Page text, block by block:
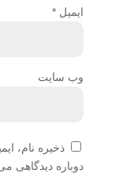
ایمیل *
وب‌ سایت
ذخیره نام،
دوباره دیدگاهی